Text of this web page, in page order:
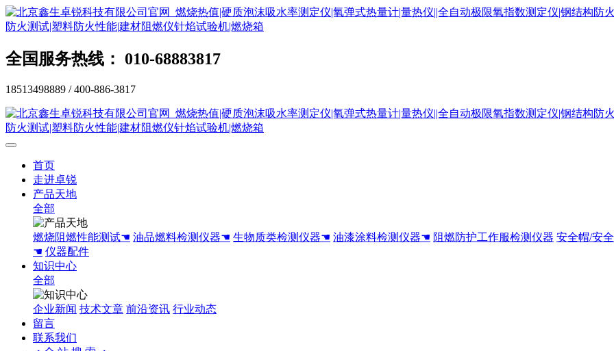
全国服务热线： 010-68883817
18513498889 / 400-886-3817
首页
走进卓锐
产品天地
全部
燃烧阻燃性能测试☚ 油品燃料检测仪器☚ 生物质类检测仪器☚ 油漆涂料检测仪器☚ 阻燃防护工作服检测仪器 安全帽/安
☚ 仪器配件
知识中心
全部
企业新闻 技术文章 前沿资讯 行业动态
留言
联系我们